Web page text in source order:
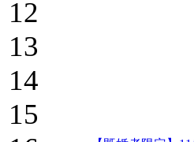
12
13
14
15